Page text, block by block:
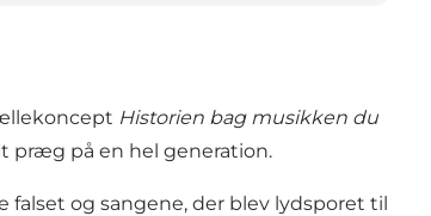
Historien bag musikken du
præg på en hel generation.
og sangene, der blev lydsporet til